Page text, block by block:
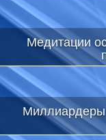
Медитации
Миллиардеры